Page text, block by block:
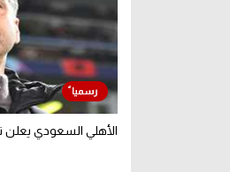
الأهلي السعودي يعلن